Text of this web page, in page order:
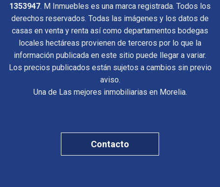
1353947. M Inmuebles es una marca registrada. Todos los
derechos reservados. Todas las imágenes y los datos de
casas en venta y renta así como departamentos bodegas
locales hectáreas provienen de terceros por lo que la
información publicada en este sitio puede llegar a variar.
Los precios publicados están sujetos a cambios sin previo
aviso.
Una de Las mejores inmobiliarias en Morelia.